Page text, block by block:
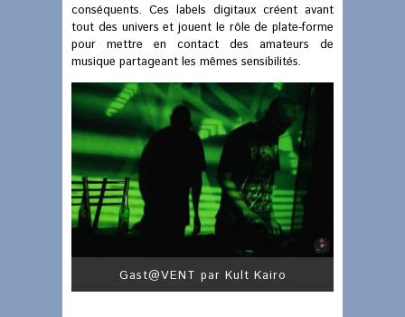
conséquents. Ces labels digitaux créent avant
tout des univers et jouent le rôle de plate-forme
pour mettre en contact des amateurs de
musique partageant les mêmes sensibilités.
Gast@VENT par Kult Kairo